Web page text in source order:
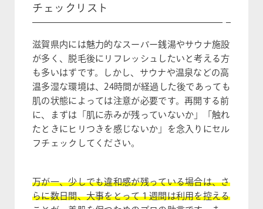
チェックリスト
滋賀県内には魅力的なスーパー銭湯やサウナ施設
が多く、脱毛後にリフレッシュしたいと考える方
も多いはずです。しかし、サウナや温泉などの高
温多湿な環境は、24時間が経過した後であっても
肌の状態によっては注意が必要です。再開する前
に、まずは「肌に赤みが残っていないか」「触れ
たときにヒリつきを感じないか」を念入りにセル
フチェックしてください。
万が一、少しでも違和感が残っている場合は、さ
らに数日間、大事をとって１週間は利用を控える